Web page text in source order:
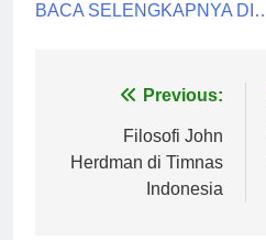
BACA SELENGKAPNYA
navigation
Previous:
Filosofi John
Herdman di Timnas
Indonesia